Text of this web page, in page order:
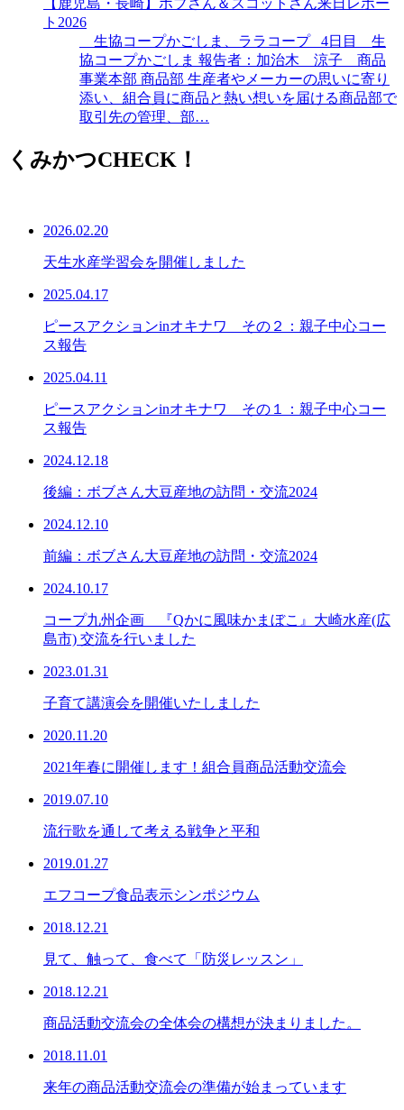
ト2026
生協コープかごしま、ララコープ 4日目 生
協コープかごしま 報告者：加治木 涼子 商品
事業本部 商品部 生産者やメーカーの思いに寄り
添い、組合員に商品と熱い想いを届ける商品部で
取引先の管理、部…
くみかつCHECK！
2026.02.20
天生水産学習会を開催しました
2025.04.17
ピースアクションinオキナワ その２：親子中心コー
ス報告
2025.04.11
ピースアクションinオキナワ その１：親子中心コー
ス報告
2024.12.18
後編：ボブさん大豆産地の訪問・交流2024
2024.12.10
前編：ボブさん大豆産地の訪問・交流2024
2024.10.17
コープ九州企画 『Qかに風味かまぼこ』大崎水産(広
島市) 交流を行いました
2023.01.31
子育て講演会を開催いたしました
2020.11.20
2021年春に開催します！組合員商品活動交流会
2019.07.10
流行歌を通して考える戦争と平和
2019.01.27
エフコープ食品表示シンポジウム
2018.12.21
見て、触って、食べて「防災レッスン」
2018.12.21
商品活動交流会の全体会の構想が決まりました。
2018.11.01
来年の商品活動交流会の準備が始まっています